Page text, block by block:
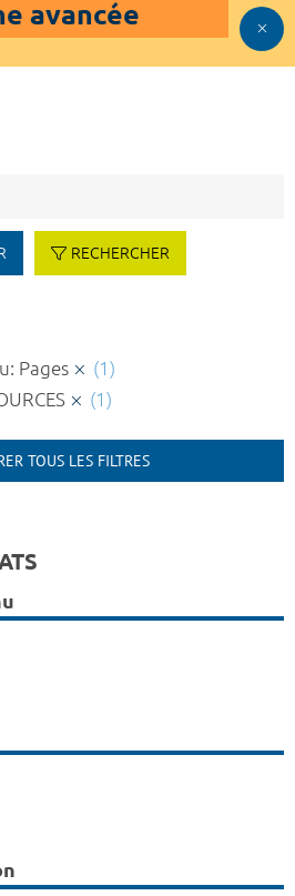
avancée
RECHERCHER
Pages
(1)
(1)
TOUS LES FILTRES